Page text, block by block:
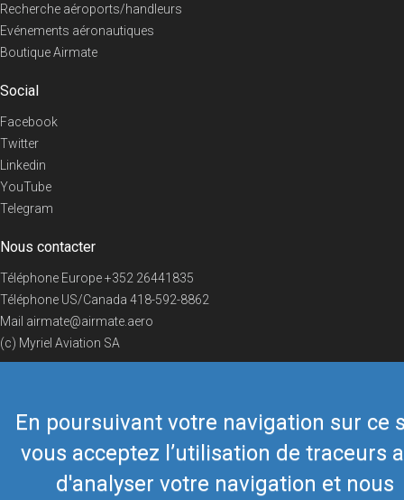
En poursuivant votre navigation sur ce
vous acceptez l’utilisation de traceurs
d'analyser votre navigation et nous
Recherche aéroports/handleurs
Evénements aéronautiques
Boutique Airmate
Social
Facebook
Twitter
Linkedin
YouTube
Telegram
Nous contacter
Téléphone Europe+352 26441835
Téléphone US/Canada 418-592-8862
Mail airmate@airmate.aero
(c) Myriel Aviation SA
© 2019 Airmate -Conditions d'utilisation- Vie privée Back to top